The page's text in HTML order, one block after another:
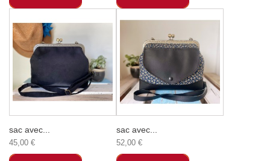
sac avec...
45,00 €
sac avec...
52,00 €